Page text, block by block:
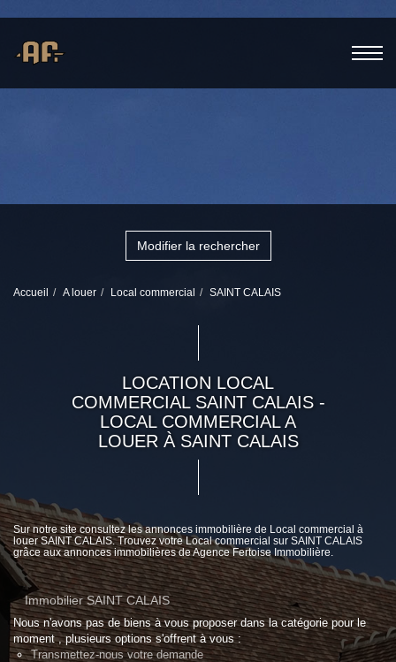
Modifier la rechercher
Accueil A louer Local commercial SAINT CALAIS
LOCATION LOCAL
COMMERCIAL SAINT CALAIS -
LOCAL COMMERCIAL A
LOUER À SAINT CALAIS
Sur notre site consultez les annonces immobilière de Local commercial à
louer SAINT CALAIS. Trouvez votre Local commercial sur SAINT CALAIS
grâce aux annonces immobilières de Agence Fertoise Immobilière.
Immobilier SAINT CALAIS
Nous n'avons pas de biens à vous proposer dans la catégorie pour le
moment , plusieurs options s'offrent à vous :
Transmettez-nous votre demande